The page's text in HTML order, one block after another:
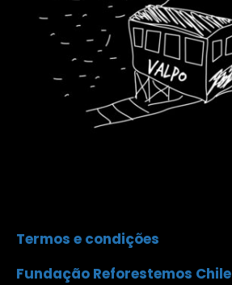
Termos e condições
Fundação Reforestemos Chile